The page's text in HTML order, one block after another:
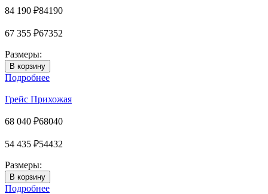
84 190 ₽84190
67 355 ₽67352
Размеры:
Подробнее
Грейс Прихожая
68 040 ₽68040
54 435 ₽54432
Размеры:
Подробнее